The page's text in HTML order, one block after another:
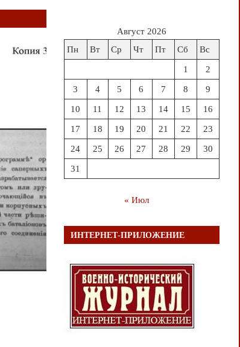
Август 2026
Пн
Вт Ср Чт Пт Сб Вс
1 2
3 4 5 6 7 8 9
10 11 12 13 14 15 16
17 18 19 20 21 22 23
24 25 26 27 28 29 30
31
« Июл
ИНТЕРНЕТ-ПРИЛОЖЕНИЕ